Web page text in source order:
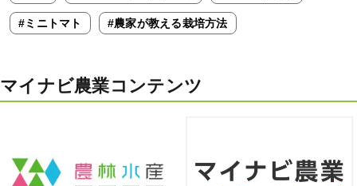
#ミニトマト #農家が教える栽培方法
マイナビ農業コンテンツ